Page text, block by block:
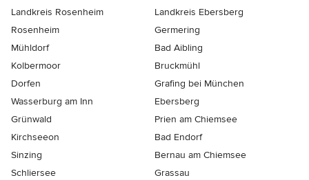
Landkreis Rosenheim
Landkreis Ebersberg
Rosenheim
Germering
Mühldorf
Bad Aibling
Kolbermoor
Bruckmühl
Dorfen
Grafing bei München
Wasserburg am Inn
Ebersberg
Grünwald
Prien am Chiemsee
Kirchseeon
Bad Endorf
Sinzing
Bernau am Chiemsee
Schliersee
Grassau